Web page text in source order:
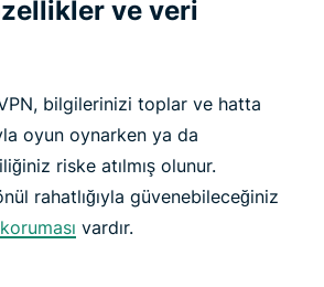
ve veri
bilgilerinizi toplar ve hatta
oyun oynarken ya da
riske atılmış olunur.
rahatlığıyla güvenebileceğiniz
vardır.